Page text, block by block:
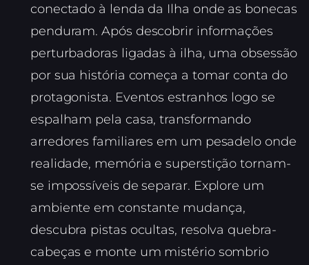
conectado à lenda da Ilha onde as bonecas
penduram. Após descobrir informações
perturbadoras ligadas à ilha, uma obsessão
por sua história começa a tomar conta do
protagonista. Eventos estranhos logo se
espalham pela casa, transformando
arredores familiares em um pesadelo onde
realidade, memória e superstição tornam-
se impossíveis de separar. Explore um
ambiente em constante mudança,
descubra pistas ocultas, resolva quebra-
cabeças e monte um mistério sombrio